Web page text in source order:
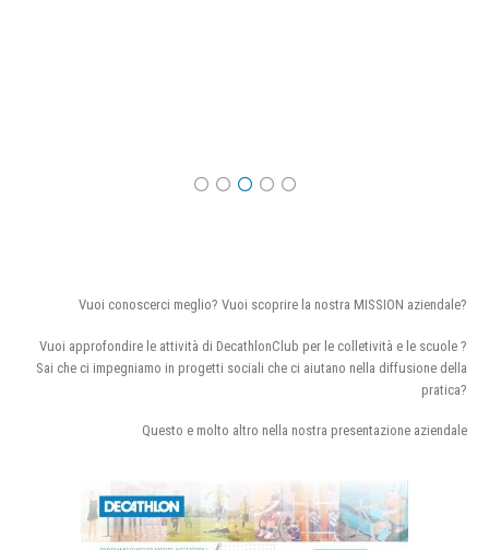
Vuoi conoscerci meglio? Vuoi scoprire la nostra MISSION aziendale?
Vuoi approfondire le attività di DecathlonClub per le colletività e le scuole ?
Sai che ci impegniamo in progetti sociali che ci aiutano nella diffusione della
pratica?
Questo e molto altro nella nostra presentazione aziendale